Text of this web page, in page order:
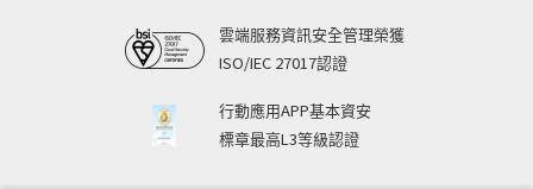
雲端服務資訊安全管理榮獲
ISO/IEC 27017認證
行動應用APP基本資安
標章最高L3等級認證